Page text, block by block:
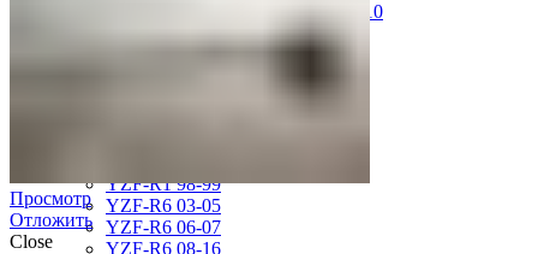
XVZ1300 Royal Star Venture 01-10
YZF-1000R Thunderace 96-01
YZF-R1 98-99
YZF-R6 03-05
YZF-R6 06-07
YZF-R6 08-16
Просмотр
Отложить
Close